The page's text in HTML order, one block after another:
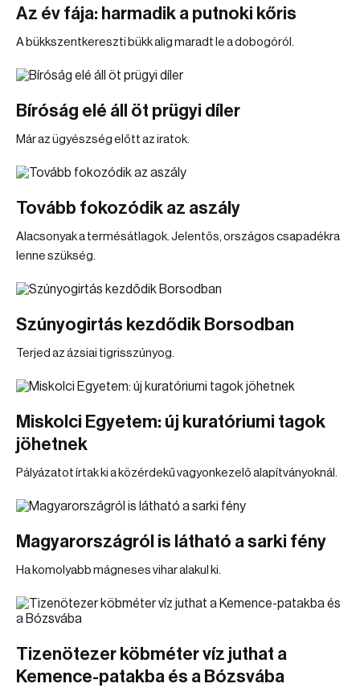
Az év fája: harmadik a putnoki kőris
A bükkszentkereszti bükk alig maradt le a dobogóról.
Bíróság elé áll öt prügyi díler
Már az ügyészség előtt az iratok.
Tovább fokozódik az aszály
Alacsonyak a termésátlagok. Jelentős, országos csapadékra
lenne szükség.
Szúnyogirtás kezdődik Borsodban
Terjed az ázsiai tigrisszúnyog.
Miskolci Egyetem: új kuratóriumi tagok
jöhetnek
Pályázatot írtak ki a közérdekű vagyonkezelő alapítványoknál.
Magyarországról is látható a sarki fény
Ha komolyabb mágneses vihar alakul ki.
Tizenötezer köbméter víz juthat a
Kemence-patakba és a Bózsvába